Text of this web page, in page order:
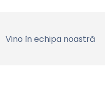
Vino în echipa noastră